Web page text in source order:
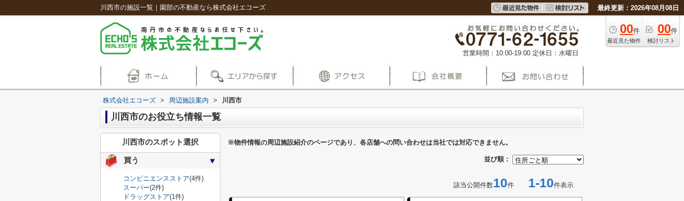
川西市の施設一覧｜園部の不動産なら株式会社エコーズ 最終更新：2026年08月08日
00件
最近見た物件
00件
検討リスト
営業時間：10:00-19:00 定休日：水曜日
株式会社エコーズ > 周辺施設案内 > 川西市
川西市のお役立ち情報一覧
※物件情報の周辺施設紹介のページであり、各店舗への問い合わせは当社では対応できません。
並び順：
該当公開件数10件 1-10件表示
川西市のスポット選択
買う
コンビニエンスストア(4件)
スーパー(2件)
ドラッグストア(1件)